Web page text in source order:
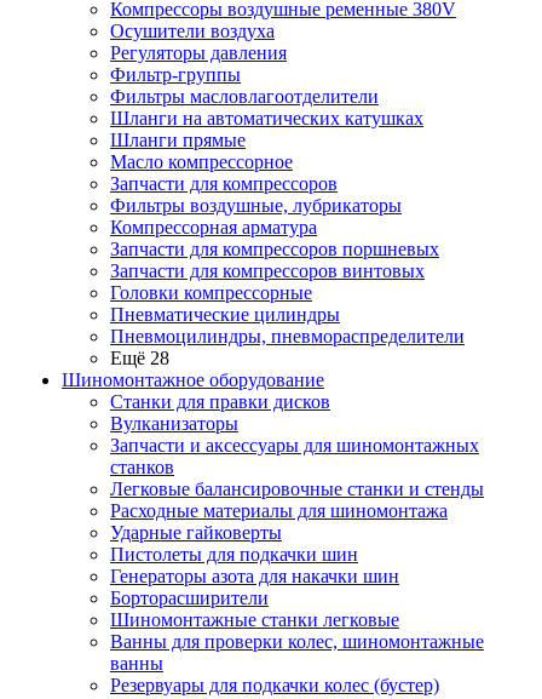
Компрессоры воздушные ременные 380V
Осушители воздуха
Регуляторы давления
Фильтр-группы
Фильтры масловлагоотделители
Шланги на автоматических катушках
Шланги прямые
Масло компрессорное
Запчасти для компрессоров
Фильтры воздушные, лубрикаторы
Компрессорная арматура
Запчасти для компрессоров поршневых
Запчасти для компрессоров винтовых
Головки компрессорные
Пневматические цилиндры
Пневмоцилиндры, пневмораспределители
Ещё 28
Шиномонтажное оборудование
Станки для правки дисков
Вулканизаторы
Запчасти и аксессуары для шиномонтажных
станков
Легковые балансировочные станки и стенды
Расходные материалы для шиномонтажа
Ударные гайковерты
Пистолеты для подкачки шин
Генераторы азота для накачки шин
Борторасширители
Шиномонтажные станки легковые
Ванны для проверки колес, шиномонтажные
ванны
Резервуары для подкачки колес (бустер)